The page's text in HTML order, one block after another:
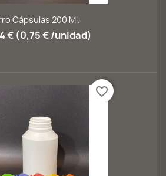
Cápsulas 200 Ml.
€ (0,75 € /unidad)
favorite_border